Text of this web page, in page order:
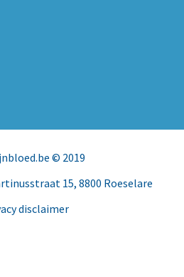
© 2019
15, 8800 Roeselare
disclaimer